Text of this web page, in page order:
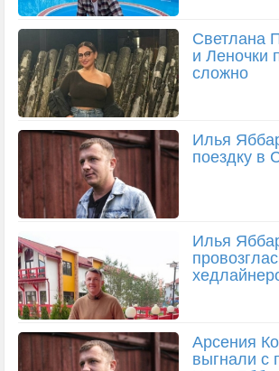
Светлана
и Леночки
сложно
Илья
поездку в
Илья
Арсения
выгнали с